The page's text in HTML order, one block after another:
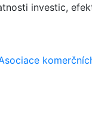
investic,